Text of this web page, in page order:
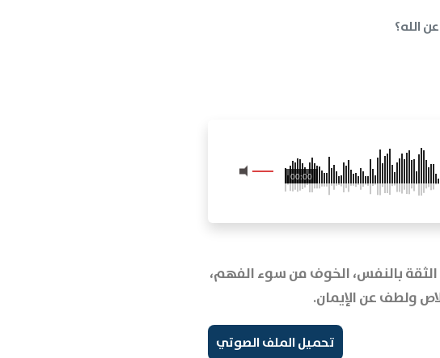
الله؟
00:00
بالنفس، الخوف من سوء الفهم،
ولطف عن الإيمان.
تحميل الملف الصوتي